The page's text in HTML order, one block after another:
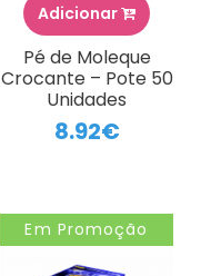
Adicionar
Pé de Moleque
Crocante – Pote 50
Unidades
8.92€
Em Promoção